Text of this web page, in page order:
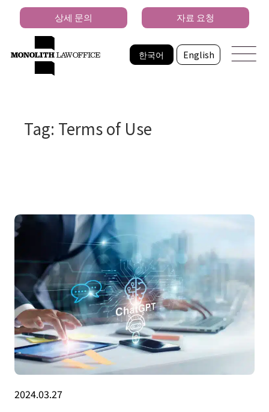
한국어 English
상세 문의 자료 요청
Tag: Terms of Use
2024.03.27